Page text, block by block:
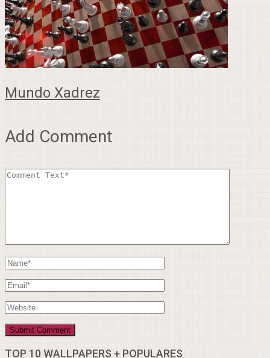
Mundo Xadrez
Add Comment
TOP 10 WALLPAPERS + POPULARES